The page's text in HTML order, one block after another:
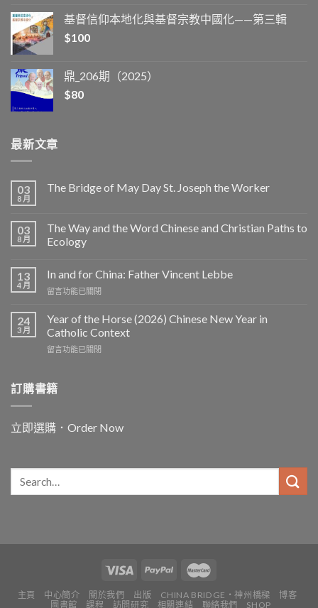
基督信仰本地化與基督宗教中國化——第三輯
$100
鼎_206期（2025）
$80
最新文章
03
8 月
The Bridge of May Day St. Joseph the Worker
03
8 月
The Way and the Word Chinese and Christian Paths to
Ecology
13
4 月
In and for China: Father Vincent Lebbe
在
and
China:
Father
中
留言功能已關閉
24
3 月
Year of the Horse (2026) Chinese New Year in
Catholic Context
在
the
Horse
Chinese
New
Catholic
Context〉
中
留言功能已關閉
訂購書籍
立即選購．Order Now
主頁 中心簡介 關於我們 出版 CHINA BRIDGE・神州橋樑
博客
圖書館
課程 訪問研究 相關連結 聯絡我們 SHOP